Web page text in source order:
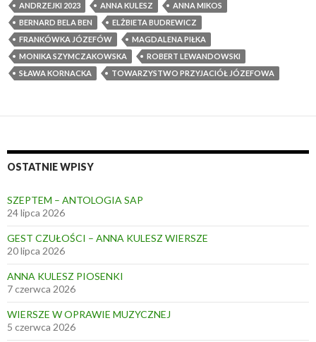
ANDRZEJKI 2023
ANNA KULESZ
ANNA MIKOS
BERNARD BELA BEN
ELŻBIETA BUDREWICZ
FRANKÓWKA JÓZEFÓW
MAGDALENA PIŁKA
MONIKA SZYMCZAKOWSKA
ROBERT LEWANDOWSKI
SŁAWA KORNACKA
TOWARZYSTWO PRZYJACIÓŁ JÓZEFOWA
OSTATNIE WPISY
SZEPTEM – ANTOLOGIA SAP
24 lipca 2026
GEST CZUŁOŚCI – ANNA KULESZ WIERSZE
20 lipca 2026
ANNA KULESZ PIOSENKI
7 czerwca 2026
WIERSZE W OPRAWIE MUZYCZNEJ
5 czerwca 2026